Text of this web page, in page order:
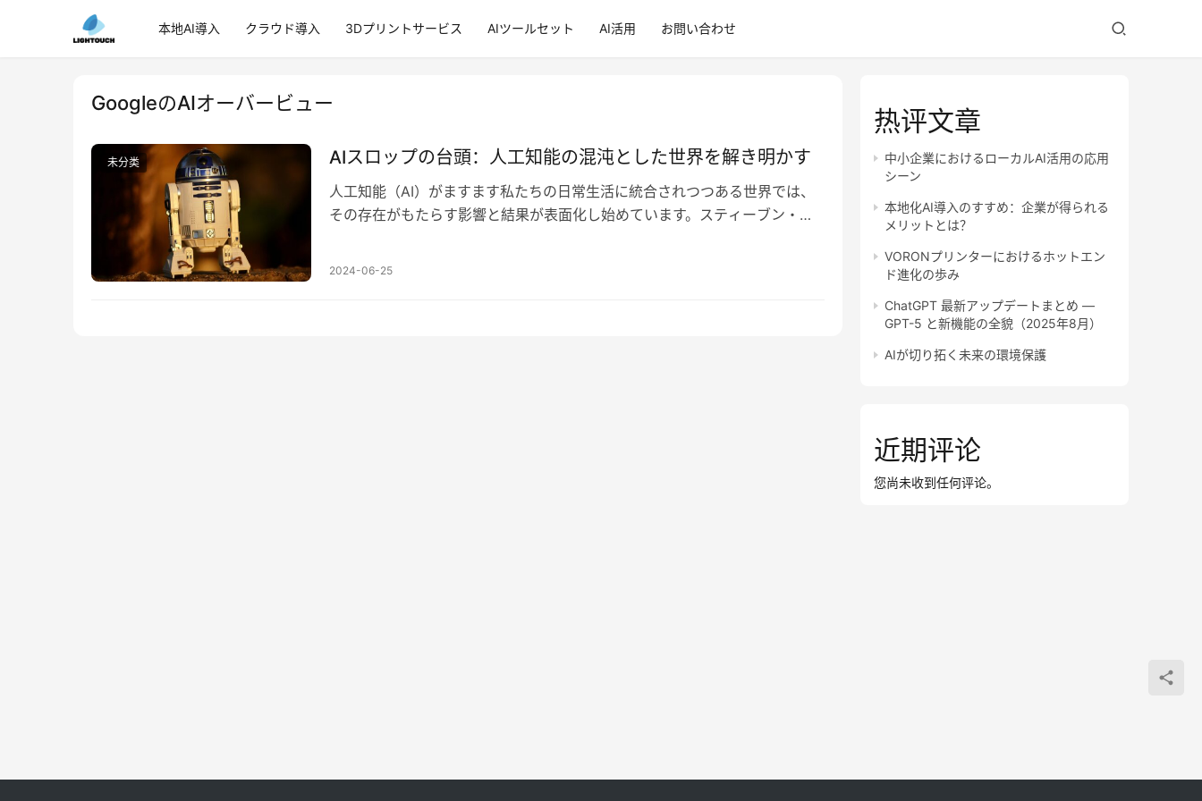
本地AI導入 クラウド導入 3Dプリントサービス AIツールセット AI活用 お問い合わせ
GoogleのAIオーバービュー
未分类 AIスロップの台頭：人工知能の混沌とした世界を解き明かす
人工知能（AI）がますます私たちの日常生活に統合されつつある世界では、
その存在がもたらす影響と結果が表面化し始めています。スティーブン・コ
2024-06-25
热评文章
中小企業におけるローカルAI活用の応用
シーン
本地化AI導入のすすめ：企業が得られる
メリットとは？
VORONプリンターにおけるホットエン
ド進化の歩み
ChatGPT 最新アップデートまとめ —
GPT-5 と新機能の全貌（2025年8月）
AIが切り拓く未来の環境保護
近期评论
您尚未收到任何评论。